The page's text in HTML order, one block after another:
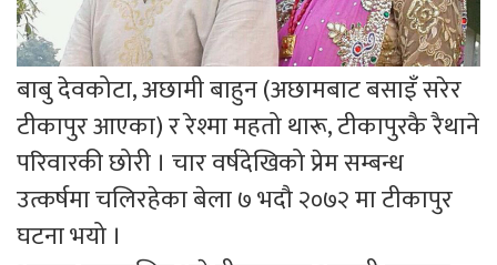
बाबु देवकोटा, अछामी बाहुन (अछामबाट बसाइँ सरेर
टीकापुर आएका) र रेश्मा महतो थारू, टीकापुरकै रैथाने
परिवारकी छोरी । चार वर्षदेखिको प्रेम सम्बन्ध
उत्कर्षमा चलिरहेका बेला ७ भदौ २०७२ मा टीकापुर
घटना भयो ।